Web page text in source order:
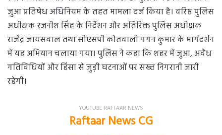
जुआ प्रतिषेध अधिनियम के तहत मामला दर्ज किया है। वरिष्ठ पुलिस
अधीक्षक रजनीश सिंह के निर्देशन और अतिरिक्त पुलिस अधीक्षक
राजेंद्र जायसवाल तथा सीएसपी कोतवाली गगन कुमार के मार्गदर्शन
में यह अभियान चलाया गया। पुलिस ने कहा कि शहर में जुआ, अवैध
गतिविधियों और हिंसा से जुड़ी घटनाओं पर सख्त निगरानी जारी
रहेगी।
YOUTUBE RAFTAAR NEWS
Raftaar News CG